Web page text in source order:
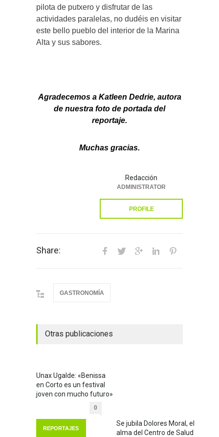
pilota de putxero y disfrutar de las
actividades paralelas, no dudéis en visitar
este bello pueblo del interior de la Marina
Alta y sus sabores.
Agradecemos a Katleen Dedrie, autora
de nuestra foto de portada del
reportaje.
Muchas gracias.
Redacción
ADMINISTRATOR
PROFILE
Share:
GASTRONOMÍA
Otras publicaciones
Unax Ugalde: «Benissa
en Corto es un festival
joven con mucho futuro»
0
REPORTAJES
Se jubila Dolores Moral, el
alma del Centro de Salud